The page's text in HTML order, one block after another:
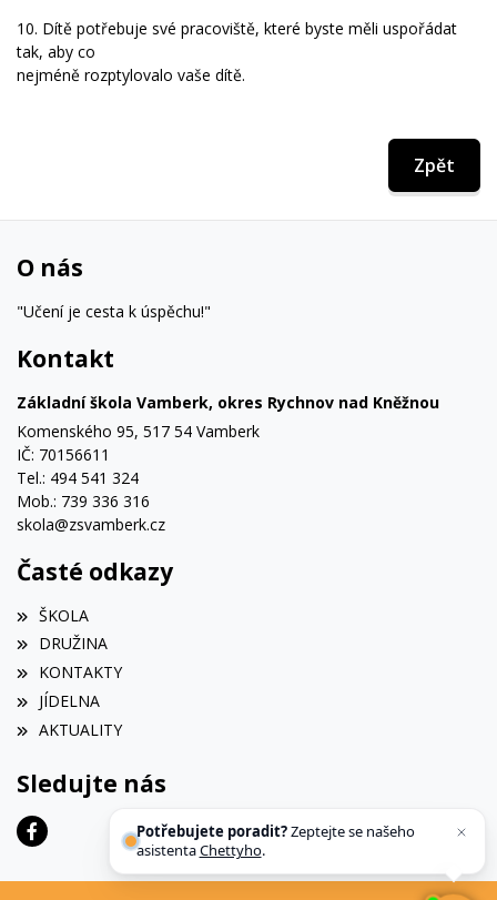
10. Dítě potřebuje své pracoviště, které byste měli uspořádat
tak, aby co
nejméně rozptylovalo vaše dítě.
Zpět
O nás
"Učení je cesta k úspěchu!"
Kontakt
Základní škola Vamberk, okres Rychnov nad Kněžnou
Komenského 95, 517 54 Vamberk
IČ: 70156611
Tel.: 494 541 324
Mob.: 739 336 316
skola@zsvamberk.cz
Časté odkazy
ŠKOLA
DRUŽINA
KONTAKTY
JÍDELNA
AKTUALITY
Sledujte nás
Potřebujete poradit?Zeptejte se našeho
asistentaChettyho.